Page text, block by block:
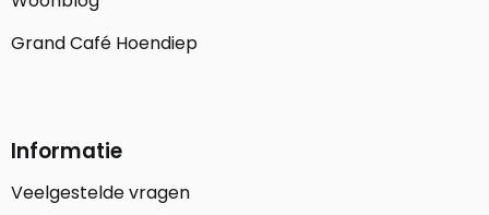
Grand Café Hoendiep
Informatie
Veelgestelde vragen